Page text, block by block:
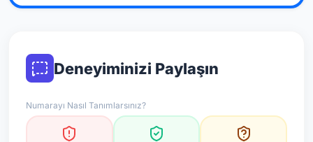
çağrılaratemkinli yaklaşmanızönerilir; bu bir site
resmi doğrulama niteliği taşımaz.
*Not: Değerlendirmeler onaylı kullanıcı yorumlarına göre
güncellenir.
Deneyiminizi Paylaşın
Numarayı Nasıl Tanımlarsınız?